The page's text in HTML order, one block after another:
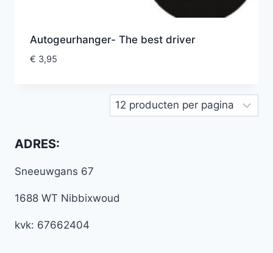
Autogeurhanger- The best driver
€ 3,95
ADRES:
Sneeuwgans 67
1688 WT Nibbixwoud
kvk: 67662404